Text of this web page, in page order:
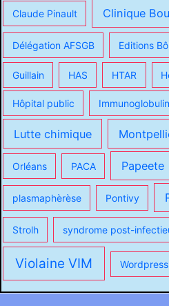
Claude Pinault Clinique
Délégation AFSGB Editions
Guillain HAS HTAR
Hôpital public
Lutte chimique
Orléans PACA Papeete
plasmaphèrèse Pontivy
Strolh syndrome post-
Violaine VIM Wordpress